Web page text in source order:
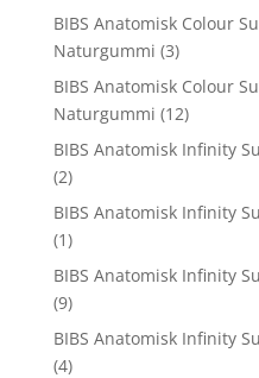
BIBS Anatomisk Colour
Naturgummi (3)
BIBS Anatomisk Colour
Naturgummi (12)
BIBS Anatomisk Infinity
(2)
BIBS Anatomisk Infinity
(1)
BIBS Anatomisk Infinity
(9)
BIBS Anatomisk Infinity
(4)